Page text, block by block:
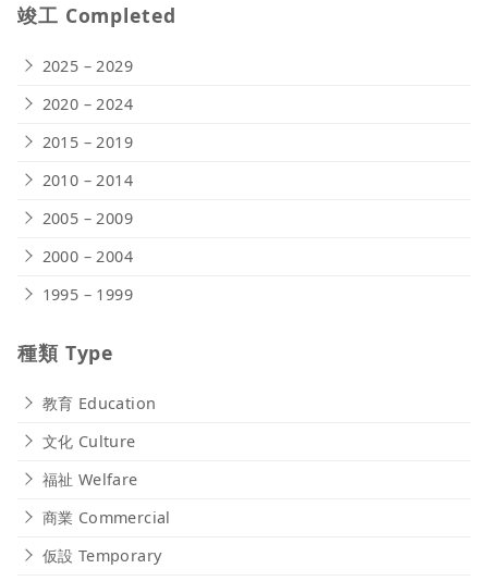
竣工 Completed
2025 – 2029
2020 – 2024
2015 – 2019
2010 – 2014
2005 – 2009
2000 – 2004
1995 – 1999
種類 Type
教育 Education
文化 Culture
福祉 Welfare
商業 Commercial
仮設 Temporary